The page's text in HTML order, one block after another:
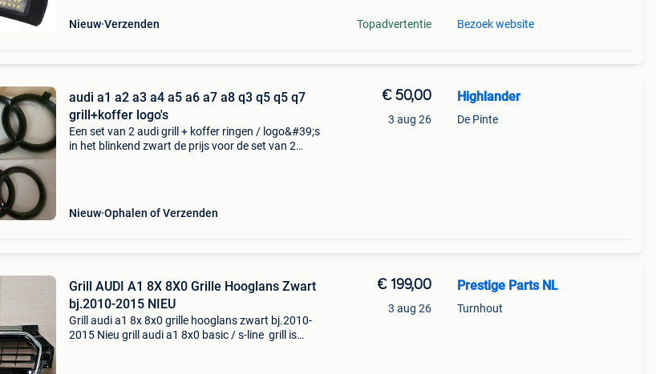
Nieuw Verzenden Topadvertentie Bezoek website
audi a1 a2 a3 a4 a5 a6 a7 a8 q3 q5 q5 q7
grill+koffer logo's
Een set van 2 audi grill + koffer ringen / logo&#39;s
in het blinkend zwart de prijs voor de set van 2
Nieuw Ophalen of Verzenden
€ 50,00
3 aug 26
Highlander
De Pinte
Grill AUDI A1 8X 8X0 Grille Hooglans Zwart
bj.2010-2015 NIEU
Grill audi a1 8x 8x0 grille hooglans zwart bj.2010-
2015 Nieu grill audi a1 8x0 basic / s-line grill is
€ 199,00
3 aug 26
Prestige Parts NL
Turnhout